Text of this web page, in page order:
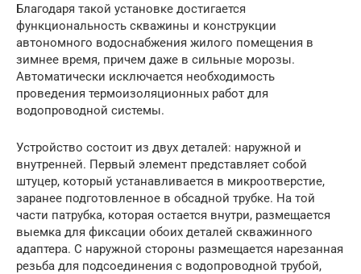
Благодаря такой установке достигается
функциональность скважины и конструкции
автономного водоснабжения жилого помещения в
зимнее время, причем даже в сильные морозы.
Автоматически исключается необходимость
проведения термоизоляционных работ для
водопроводной системы.
Устройство состоит из двух деталей: наружной и
внутренней. Первый элемент представляет собой
штуцер, который устанавливается в микроотверстие,
заранее подготовленное в обсадной трубке. На той
части патрубка, которая остается внутри, размещается
выемка для фиксации обоих деталей скважинного
адаптера. С наружной стороны размещается нарезанная
резьба для подсоединения с водопроводной трубой,